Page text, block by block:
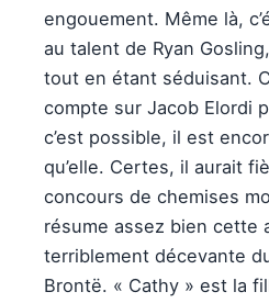
engouement. Même là,
au talent de Ryan
tout en étant séduisant.
compte sur Jacob Elordi
c’est possible, il est
qu’elle. Certes, il aurait
concours de chemises
résume assez bien cette
terriblement décevante
Brontë. « Cathy » est la